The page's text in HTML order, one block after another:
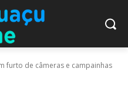
furto de câmeras e campainhas